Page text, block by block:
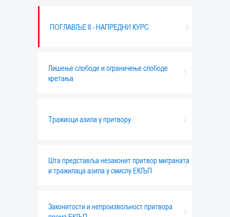
ПОГЛАВЉЕ II - НАПРЕДНИ КУРС
Лишење слободе и ограничење слободе
кретања
Тражиоци азила у притвору
Шта представља незаконит притвор миграната
и тражилаца азила у смислу ЕКЉП
Законитости и непроизвољност притвора